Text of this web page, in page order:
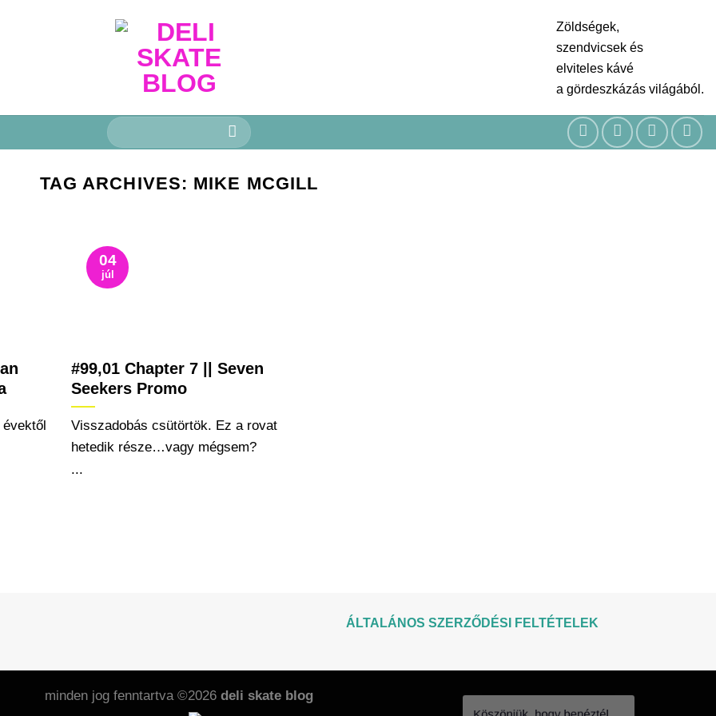
Zöldségek,
szendvicsek és
elviteles kávé
a gördeszkázás világából.
Keresés
a
TAG ARCHIVES: MIKE MCGILL
#99,01 Chapter 7 || Seven
Seekers Promo
Visszadobás csütörtök. Ez a rovat
hetedik része…vagy mégsem?
...
04
júl
ÁLTALÁNOS SZERZŐDÉSI FELTÉTELEK
minden jog fenntartva ©2026 deli skate blog